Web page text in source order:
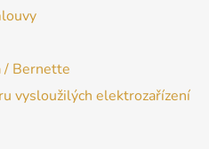
/ Bernette
vysloužilých elektrozařízení